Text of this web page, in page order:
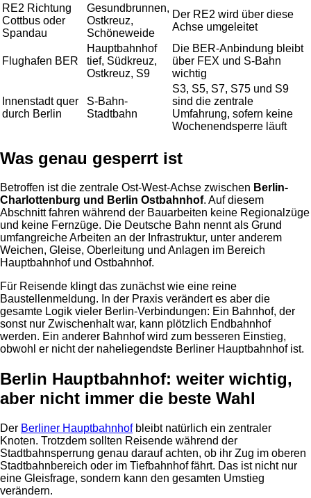
RE2 Richtung
Cottbus oder
Spandau
Gesundbrunnen,
Ostkreuz,
Schöneweide
Der RE2 wird über diese
Achse umgeleitet
Flughafen BER
Hauptbahnhof
tief, Südkreuz,
Ostkreuz, S9
Die BER-Anbindung bleibt
über FEX und S-Bahn
wichtig
Innenstadt quer
durch Berlin
S-Bahn-
Stadtbahn
S3, S5, S7, S75 und S9
sind die zentrale
Umfahrung, sofern keine
Wochenendsperre läuft
Was genau gesperrt ist
Betroffen ist die zentrale Ost-West-Achse zwischen Berlin-
Charlottenburg und Berlin Ostbahnhof. Auf diesem
Abschnitt fahren während der Bauarbeiten keine Regionalzüge
und keine Fernzüge. Die Deutsche Bahn nennt als Grund
umfangreiche Arbeiten an der Infrastruktur, unter anderem
Weichen, Gleise, Oberleitung und Anlagen im Bereich
Hauptbahnhof und Ostbahnhof.
Für Reisende klingt das zunächst wie eine reine
Baustellenmeldung. In der Praxis verändert es aber die
gesamte Logik vieler Berlin-Verbindungen: Ein Bahnhof, der
sonst nur Zwischenhalt war, kann plötzlich Endbahnhof
werden. Ein anderer Bahnhof wird zum besseren Einstieg,
obwohl er nicht der naheliegendste Berliner Hauptbahnhof ist.
Berlin Hauptbahnhof: weiter wichtig,
aber nicht immer die beste Wahl
Der Berliner Hauptbahnhofbleibt natürlich ein zentraler
Knoten. Trotzdem sollten Reisende während der
Stadtbahnsperrung genau darauf achten, ob ihr Zug im oberen
Stadtbahnbereich oder im Tiefbahnhof fährt. Das ist nicht nur
eine Gleisfrage, sondern kann den gesamten Umstieg
verändern.